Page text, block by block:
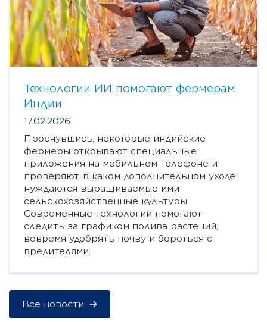
Технологии ИИ помогают фермерам
Индии
17.02.2026
Проснувшись, некоторые индийские
фермеры открывают специальные
приложения на мобильном телефоне и
проверяют, в каком дополнительном уходе
нуждаются выращиваемые ими
сельскохозяйственные культуры.
Современные технологии помогают
следить за графиком полива растений,
вовремя удобрять почву и бороться с
вредителями.
Все новости